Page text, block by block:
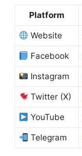
Platform
Website
Facebook
Instagram
Twitter (X)
YouTube
Telegram